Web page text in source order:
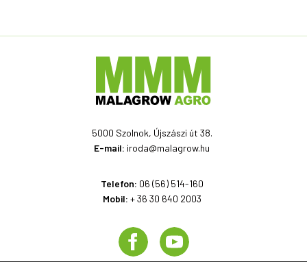
5000 Szolnok, Újszászi út 38.
E-mail: iroda@malagrow.hu
Telefon: 06 (56) 514-160
Mobil: + 36 30 640 2003